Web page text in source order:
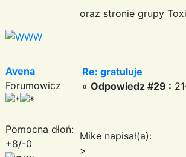
oraz stronie grupy
Avena
Forumowicz
Pomocna dłoń:
+8/-0
Re: gratuluje
« Odpowiedz #29 :
Mike napisał(a):
>